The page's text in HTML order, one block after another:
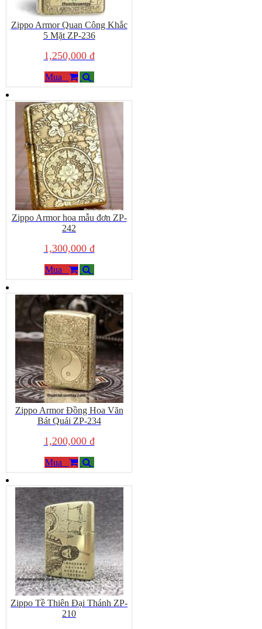
Zippo Armor Quan Công Khắc
5 Mặt ZP-236
1,250,000 đ
Mua
Zippo Armor hoa mẫu đơn ZP-
242
1,300,000 đ
Mua
Zippo Armor Đồng Hoa Văn
Bát Quái ZP-234
1,200,000 đ
Mua
Zippo Tề Thiên Đại Thánh ZP-
210